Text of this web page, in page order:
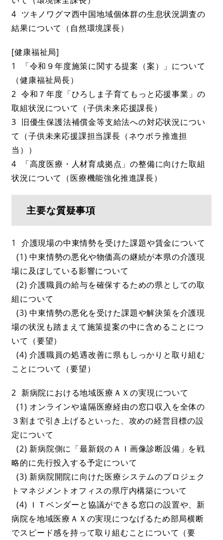
4 ツキノワグマ西中国地域個体群の生息状況調査の
結果について（自然環境課長）
[健康福祉局]
1 「令和９年度施策に関する提案（案）」について
（健康福祉局長）
2 令和７年度「ひろしま子育てもっと応援事業」の
取組状況について（子供未来応援課長）
3 旧優生保護法補償金等支給法への対応状況につい
て（子供未来応援課担当課長（ネウボラ推進担
当））
4 「高度医療・人材育成拠点」の整備に向けた取組
状況について（医療機能強化推進課長）
主要な質疑事項
1 介護現場の中東情勢を受けた課題や賃金について
(1) 中東情勢の悪化や物価高の継続が本県の介護現
場に及ぼしている影響について
(2) 介護職員の給与を確保するための県としての取
組について
(3) 中東情勢の悪化を受けた課題や解決策を介護現
場の状況も踏まえて施策提案の中に含めることにつ
いて（要望）
(4) 介護職員の処遇改善に県もしっかりと取り組む
ことについて（要望）
2 新病院における地域医療ＡＸの実現について
(1) オンラインや遠隔医療経由の窓口収入を全体の
３割まで引き上げるといった、攻めの経営目標の設
定について
(2) 新病院側に「最新鋭のＡＩ画像診断設備」を戦
略的に先行投入する予定について
(3) 新病院開院に向けた医療システムのプロジェク
トマネジメントオフィスの県庁内構築について
(4) ＩＴベンダーと協議ができる窓口の設置や、新
病院を地域医療ＡＸの実現につなげるため部局横断
でスピード感を持って取り組むことについて（要